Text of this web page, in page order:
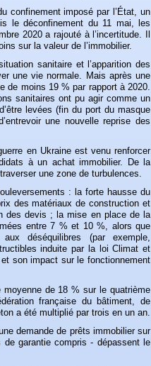
confinement imposé par l’État, un
le déconfinement du 11 mai, les
2020 a rajouté à l’incertitude. Il
sur la valeur de l’immobilier.
sanitaire et l’apparition des
une vie normale. Mais après une
de moins 19 % par rapport à 2020.
sanitaires ont pu agir comme un
levées (fin du port du masque
une nouvelle reprise des
en Ukraine est venu renforcer
à un achat immobilier. De la
une zone de turbulences.
: la forte hausse du
des matériaux de construction et
des devis ; la mise en place de la
entre 7 % et 10 %, alors que
déséquilibres (par exemple,
induite par la loi Climat et
son impact sur le fonctionnement
de 18 % sur le quatrième
française du bâtiment, de
a été multiplié par trois en un an.
demande de prêts immobilier sur
garantie compris - dépassent le